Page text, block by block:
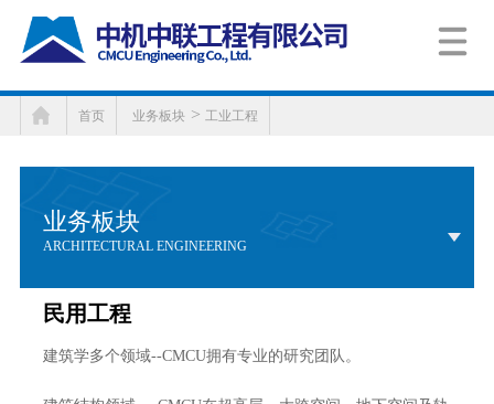
首页 业务板块 > 工业工程
业务板块
ARCHITECTURAL ENGINEERING
民用工程
建筑学多个领域--CMCU拥有专业的研究团队。